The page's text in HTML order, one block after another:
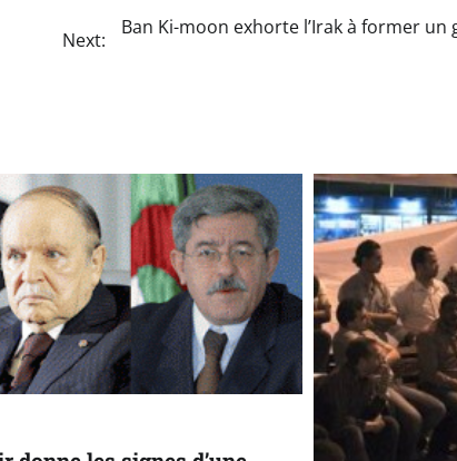
Next:
Ban Ki-moon exhorte l’Irak à former